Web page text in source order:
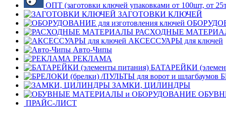
ОПТ (заготовки ключей упаковками от 100шт, от
ЗАГОТОВКИ КЛЮЧЕЙ
РАСХОДНЫЕ
АКСЕССУАРЫ для ключей
Авто-Чипы
РЕКЛАМА
БАТАРЕЙКИ
ЗАМКИ, ЦИЛИНДРЫ
ПРАЙС-ЛИСТ